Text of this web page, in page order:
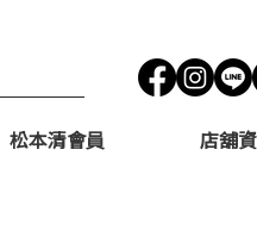
松本清會員 店舖